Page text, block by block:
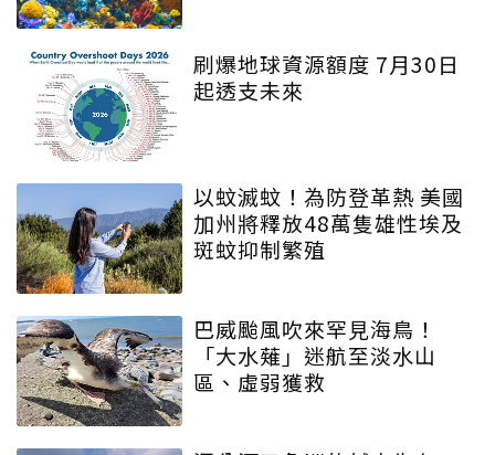
刷爆地球資源額度 7月30日
起透支未來
以蚊滅蚊！為防登革熱 美國
加州將釋放48萬隻雄性埃及
斑蚊抑制繁殖
巴威颱風吹來罕見海鳥！
「大水薙」迷航至淡水山
區、虛弱獲救